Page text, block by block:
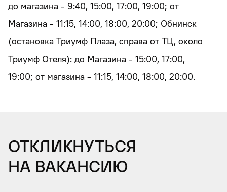
до магазина - 9:40, 15:00, 17:00, 19:00; от
Магазина - 11:15, 14:00, 18:00, 20:00; Обнинск
(остановка Триумф Плаза, справа от ТЦ, около
Триумф Отеля): до Магазина - 15:00, 17:00,
19:00; от магазина - 11:15, 14:00, 18:00, 20:00.
Откликнуться
на вакансию